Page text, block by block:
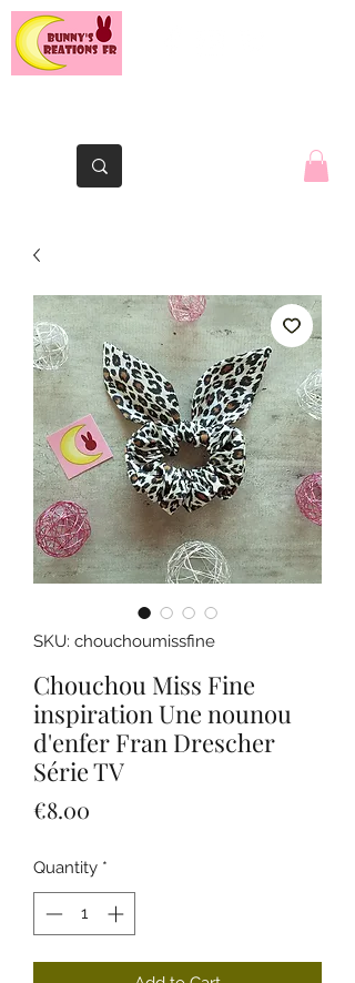
SKU: chouchoumissfine
Chouchou Miss Fine
inspiration Une nounou
d'enfer Fran Drescher
Série TV
€8.00
Quantity *